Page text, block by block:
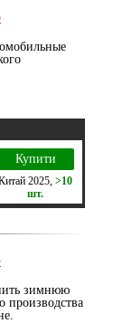
Купити
2025 >10
шт.
зимнюю
производства